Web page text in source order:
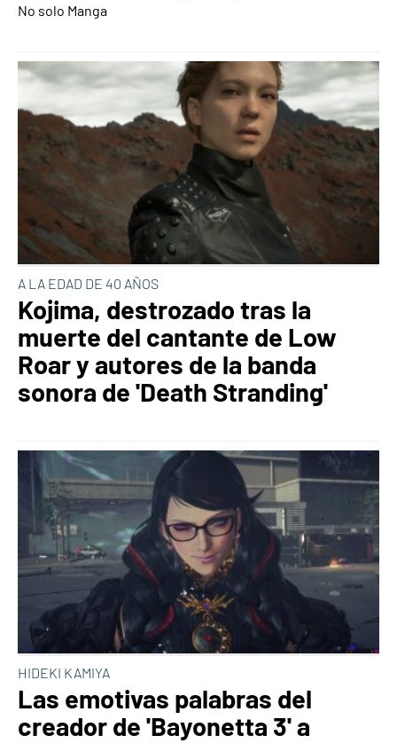
No solo Manga
A LA EDAD DE 40 AÑOS
Kojima, destrozado tras la
muerte del cantante de Low
Roar y autores de la banda
sonora de 'Death Stranding'
HIDEKI KAMIYA
Las emotivas palabras del
creador de 'Bayonetta 3' a